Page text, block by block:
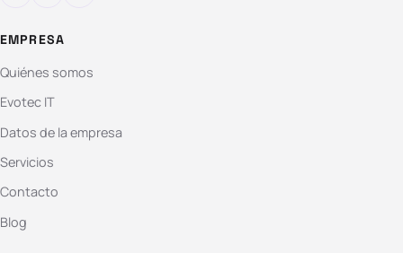
EMPRESA
Quiénes somos
Evotec IT
Datos de la empresa
Servicios
Contacto
Blog